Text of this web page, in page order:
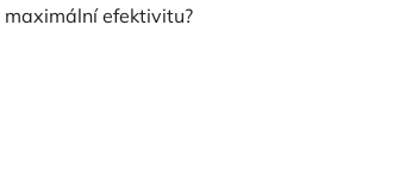
efektivitu?